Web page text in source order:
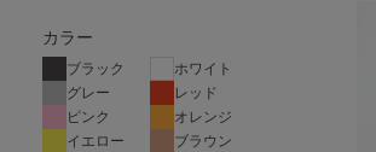
カラー
ブラック
ホワイト
グレー
レッド
ピンク
オレンジ
イエロー
ブラウン